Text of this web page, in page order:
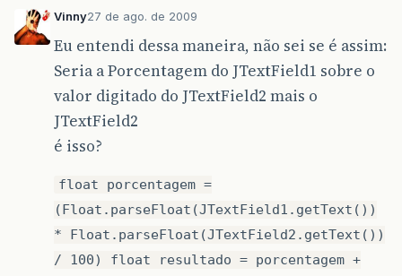
Vinny27 de ago. de 2009
Eu entendi dessa maneira, não sei se é assim:
Seria a Porcentagem do JTextField1 sobre o
valor digitado do JTextField2 mais o
JTextField2
é isso?
float porcentagem =
(Float.parseFloat(JTextField1.getText())
* Float.parseFloat(JTextField2.getText())
/ 100) float resultado = porcentagem +